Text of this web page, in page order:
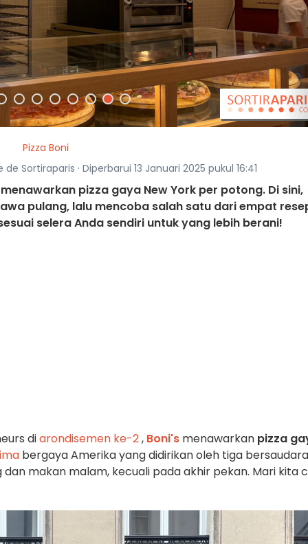
Pizza Boni
de Sortiraparis · Diperbarui 13 Januari 2025 pukul 16:41
pizza gaya New York per potong. Di sini,
pulang, lalu mencoba salah satu dari empat
selera Anda sendiri untuk yang lebih berani!
diarondisemen ke-2, Boni's menawarkan pizza
bergaya Amerika yang didirikan oleh tiga bersaudara
makan malam, kecuali pada akhir pekan. Mari kita